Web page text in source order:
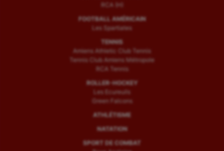
RCA (H)
FOOTBALL AMÉRICAIN
Les Spartiates
TENNIS
Amiens Athletic Club Tennis
Tennis Club Amiens Métropole
RCA Tennis
ROLLER-HOCKEY
Les Ecureuils
Green Falcons
ATHLÉTISME
NATATION
SPORT DE COMBAT